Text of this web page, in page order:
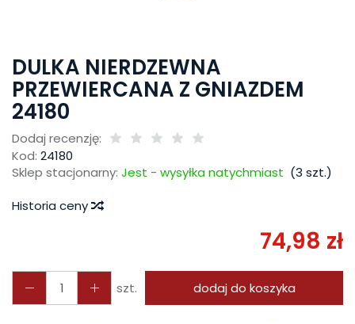
DULKA NIERDZEWNA
PRZEWIERCANA Z GNIAZDEM
24180
Dodaj recenzję:
Kod: 24180
Sklep stacjonarny: Jest - wysyłka natychmiast (3 szt.)
Historia ceny
74,98 zł
szt. dodaj do koszyka